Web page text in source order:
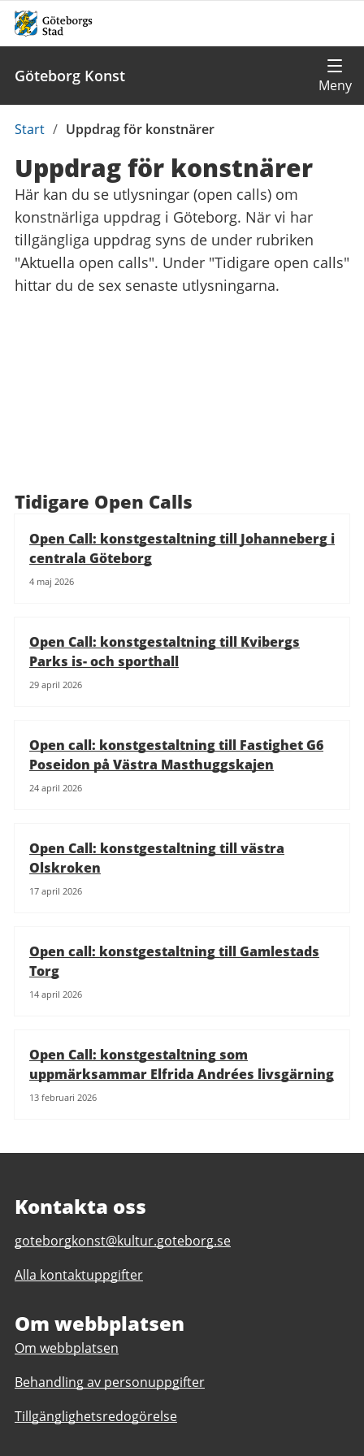
Göteborg Konst
Du
här:
Start / Uppdrag för konstnärer
Uppdrag för konstnärer
Här kan du se utlysningar (open calls) om
konstnärliga uppdrag i Göteborg. När vi har
tillgängliga uppdrag syns de under rubriken
"Aktuella open calls". Under "Tidigare open calls"
hittar du de sex senaste utlysningarna.
Tidigare Open Calls
Open Call: konstgestaltning till Johanneberg i
centrala Göteborg
4 maj 2026
Open Call: konstgestaltning till Kvibergs
Parks is- och sporthall
29 april 2026
Open call: konstgestaltning till Fastighet G6
Poseidon på Västra Masthuggskajen
24 april 2026
Open Call: konstgestaltning till västra
Olskroken
17 april 2026
Open call: konstgestaltning till Gamlestads
Torg
14 april 2026
Open Call: konstgestaltning som
uppmärksammar Elfrida Andrées livsgärning
13 februari 2026
Kontakta oss
E-
till
Konst
goteborgkonst@kultur.goteborg.se
Alla kontaktuppgifter
Om webbplatsen
Om webbplatsen
Behandling av personuppgifter
Tillgänglighetsredogörelse